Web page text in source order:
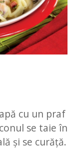
cu un praf
se taie în
şi se curăţă.